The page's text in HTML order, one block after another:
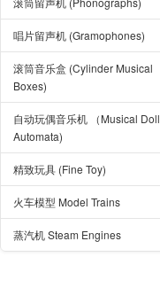
唱片留声机 (Gramophones)
滚筒音乐盒 (Cylinder Musical
Boxes)
自动玩偶音乐机 （Musical Doll
Automata)
精致玩具 (Fine Toy)
火车模型 Model Trains
蒸汽机 Steam Engines